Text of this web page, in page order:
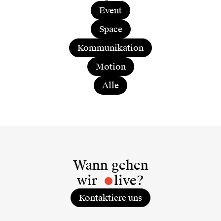
Event
Space
Kommunikation
Motion
Alle
Wann gehen
wir
live?
Kontaktiere uns